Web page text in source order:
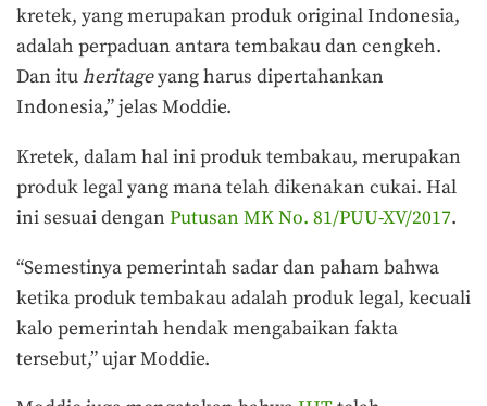
kretek, yang merupakan produk original Indonesia,
adalah perpaduan antara tembakau dan cengkeh.
Dan ituheritageyang harus dipertahankan
Indonesia,” jelas Moddie.
Kretek, dalam hal ini produk tembakau, merupakan
produk legal yang mana telah dikenakan cukai. Hal
ini sesuai dengan Putusan MK No. 81/PUU-XV/2017.
“Semestinya pemerintah sadar dan paham bahwa
ketika produk tembakau adalah produk legal, kecuali
kalo pemerintah hendak mengabaikan fakta
tersebut,” ujar Moddie.